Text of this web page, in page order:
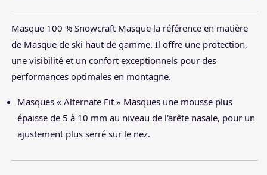
Masque 100 % Snowcraft Masque la référence en matière
de Masque de ski haut de gamme. Il offre une protection,
une visibilité et un confort exceptionnels pour des
performances optimales en montagne.
Masques « Alternate Fit » Masques une mousse plus
épaisse de 5 à 10 mm au niveau de l'arête nasale, pour un
ajustement plus serré sur le nez.